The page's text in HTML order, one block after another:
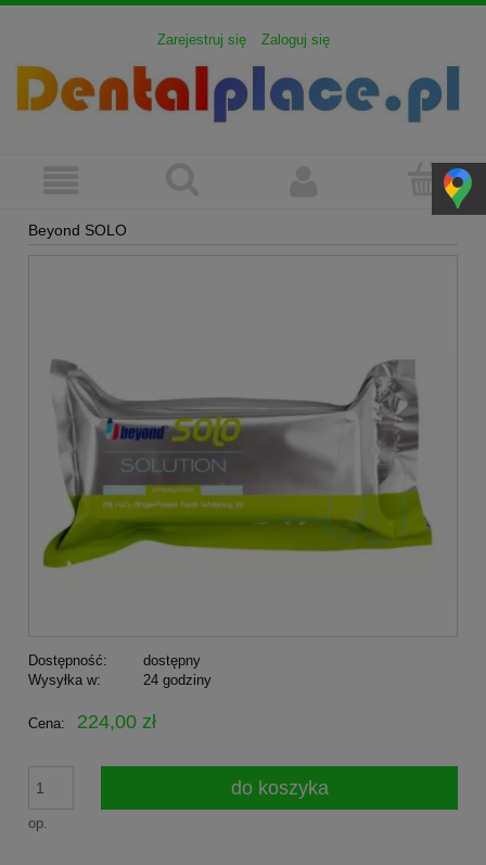
Zarejestruj się Zaloguj się
Beyond SOLO
Dostępność:
dostępny
Wysyłka w:
24 godziny
Cena: 224,00 zł
op.
do koszyka